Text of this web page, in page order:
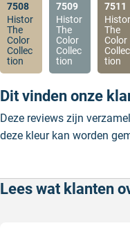
7508
Histor
The
Color
Collec
tion
7509
Histor
The
Color
Collec
tion
7511
Histor
The
Color
Collec
tion
Dit vinden onze
Deze reviews zijn
deze kleur kan worden
Lees wat klanten